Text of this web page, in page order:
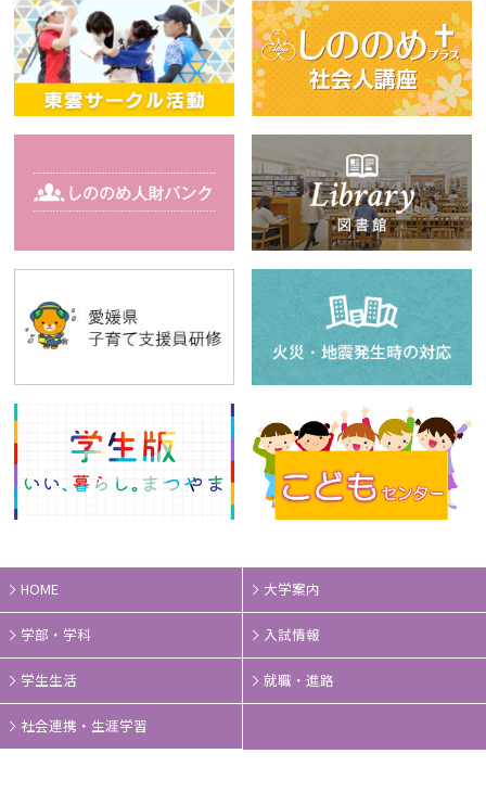
HOME 大学案内
学部・学科 入試情報
学生生活 就職・進路
社会連携・生涯学習